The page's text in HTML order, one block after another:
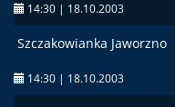
14:30 | 18.10.2003
Szczakowianka Jaworzno
14:30 | 18.10.2003